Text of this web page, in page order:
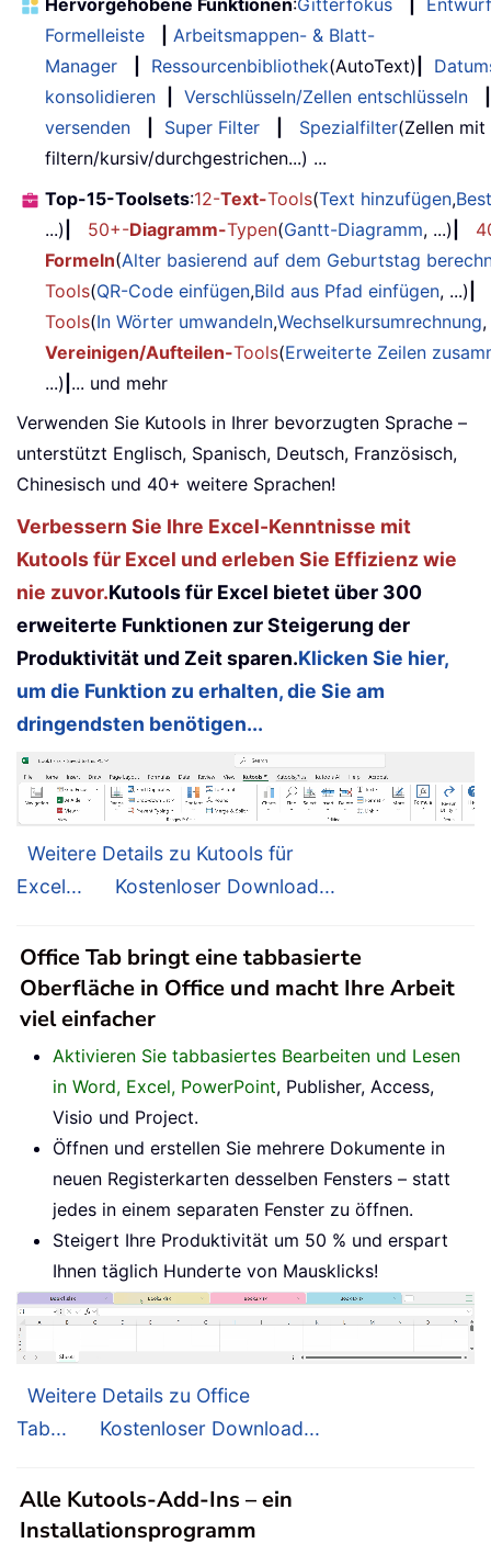
Formelleiste
Arbeitsmappen- & Blatt-
Manager
Ressourcenbibliothek(AutoText)
konsolidieren
Verschlüsseln/Zellen entschlüsseln
versenden
Super Filter Spezialfilter(Zellen
filtern/kursiv/durchgestrichen...) ...
Top-15-Toolsets:12-Text-Tools(Text hinzufügen,
...)
50+-Diagramm-Typen(Gantt-Diagramm, ...)
Formeln(Alter basierend auf dem Geburtstag
Tools(QR-Code einfügen,Bild aus Pfad einfügen, ...)
Tools(In Wörter umwandeln,Wechselkursumrechnung
Vereinigen/Aufteilen-Tools(Erweiterte Zeilen
...) ... und mehr
Verwenden Sie Kutools in Ihrer bevorzugten Sprache –
unterstützt Englisch, Spanisch, Deutsch, Französisch,
Chinesisch und 40+ weitere Sprachen!
Verbessern Sie Ihre Excel-Kenntnisse mit
Kutools für Excel und erleben Sie Effizienz wie
nie zuvor.Kutools für Excel bietet über 300
erweiterte Funktionen zur Steigerung der
Produktivität und Zeit sparen.Klicken Sie hier,
um die Funktion zu erhalten, die Sie am
dringendsten benötigen...
Weitere Details zu Kutools für
Excel...
Kostenloser Download...
Office Tab bringt eine tabbasierte
Oberfläche in Office und macht Ihre Arbeit
viel einfacher
Aktivieren Sie tabbasiertes Bearbeiten und Lesen
in Word, Excel, PowerPoint, Publisher, Access,
Visio und Project.
Öffnen und erstellen Sie mehrere Dokumente in
neuen Registerkarten desselben Fensters – statt
jedes in einem separaten Fenster zu öffnen.
Steigert Ihre Produktivität um 50 % und erspart
Ihnen täglich Hunderte von Mausklicks!
Weitere Details zu Office
Tab...
Kostenloser Download...
Alle Kutools-Add-Ins – ein
Installationsprogramm